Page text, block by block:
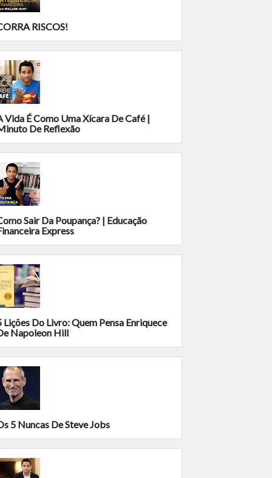
RISCOS!
Vida É Como Uma Xícara De Café |
De Reflexão
Sair Da Poupança? | Educação
Express
Lições Do Livro: Quem Pensa Enriquece
Napoleon Hill
5 Nuncas De Steve Jobs